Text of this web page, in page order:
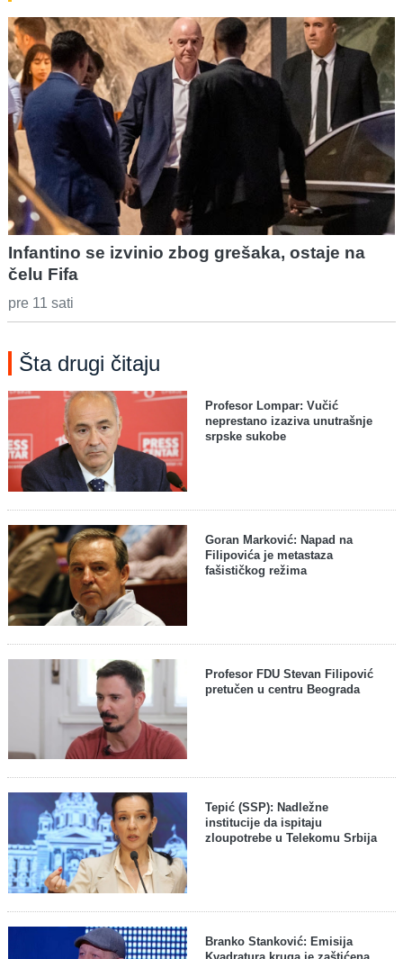
Infantino se izvinio zbog grešaka, ostaje na
čelu Fifa
pre 11 sati
Šta drugi čitaju
Profesor Lompar: Vučić
neprestano izaziva unutrašnje
srpske sukobe
Goran Marković: Napad na
Filipovića je metastaza
fašističkog režima
Profesor FDU Stevan Filipović
pretučen u centru Beograda
Tepić (SSP): Nadležne
institucije da ispitaju
zloupotrebe u Telekomu Srbija
Branko Stanković: Emisija